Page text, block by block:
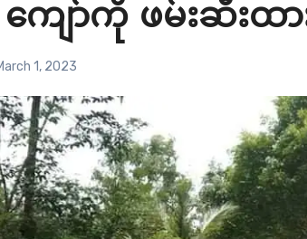
ျော်ကို ဖမ်းဆီးထာ
1, 2023